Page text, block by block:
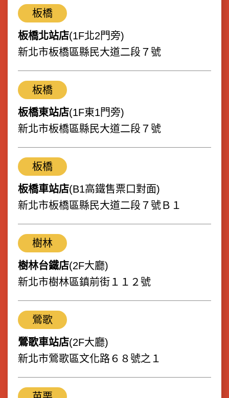
板橋
板橋北站店(1F北2門旁)
新北市板橋區縣民大道二段７號
板橋
板橋東站店(1F東1門旁)
新北市板橋區縣民大道二段７號
板橋
板橋車站店(B1高鐵售票口對面)
新北市板橋區縣民大道二段７號Ｂ１
樹林
樹林台鐵店(2F大廳)
新北市樹林區鎮前街１１２號
鶯歌
鶯歌車站店(2F大廳)
新北市鶯歌區文化路６８號之１